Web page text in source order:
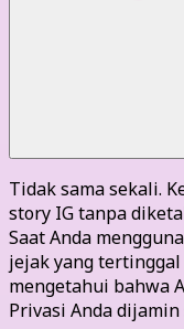
Tidak sama sekali.
story IG tanpa
Saat Anda
jejak yang
mengetahui bahwa
Privasi Anda